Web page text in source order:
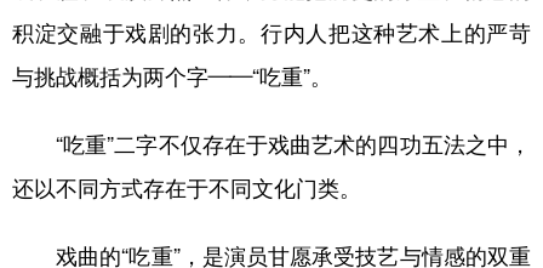
北京 天津 河北 山西
辽宁 吉林
浙江 安徽 福建 江西
山东 河南 湖北
积淀交融于戏剧的张力。行内人把这种艺术上的严苛
与挑战概括为两个字——“吃重”。
“吃重”二字不仅存在于戏曲艺术的四功五法之中，
还以不同方式存在于不同文化门类。
戏曲的“吃重”，是演员甘愿承受技艺与情感的双重